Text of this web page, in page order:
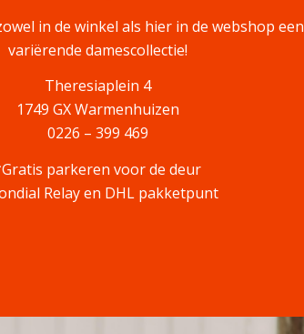
in de winkel als hier in de webshop een
variërende damescollectie!
Theresiaplein 4
1749 GX Warmenhuizen
0226 – 399 469
parkeren voor de deur
Relay en DHL pakketpunt